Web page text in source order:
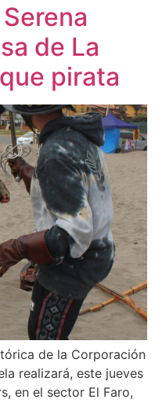
de La
pirata
de la Corporación
realizará, este jueves
en el sector El Faro,